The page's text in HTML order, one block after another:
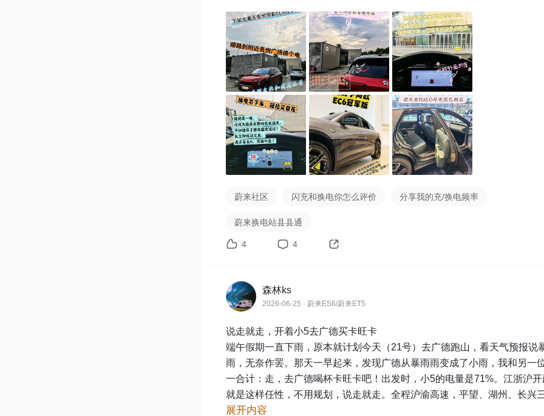
寻光版正好到店，小家伙是真会“来事”呀。
话说回来，大热天换电，体验过就知道差别在哪。随便提一嘴，听说天热
响充电速度，不知道你感受过没？反正和我没关系，我开着老6，只换不充
蔚来社区 闪充和换电你怎么评价 分享我的充/换电频率
蔚来换电站县县通
4 4
森林ks
2026-06-25 · 蔚来ES6/蔚来ET5
说走就走，开着小5去广德买卡旺卡
端午假期一直下雨，原本就计划今天（21号）去广德跑山，看天气预报说
雨，无奈作罢。那天一早起来，发现广德从暴雨雨变成了小雨，我和另一
一合计：走，去广德喝杯卡旺卡吧！出发时，小5的电量是71%。江浙沪
就是这样任性，不用规划，说走就走。全程沪渝高速，平望、湖州、长兴
务区都有换电站，根本不用操心。
展开内容